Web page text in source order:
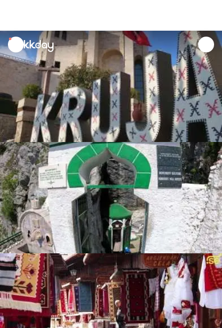
unread
notifications